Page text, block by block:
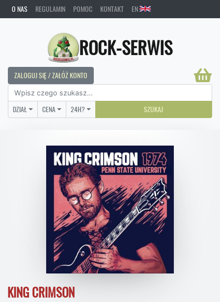
O NAS REGULAMIN POMOC KONTAKT EN
ROCK-SERWIS
ZALOGUJ SIĘ / ZAŁÓŻ KONTO
DZIAŁ CENA 24H? SZUKAJ
KING CRIMSON